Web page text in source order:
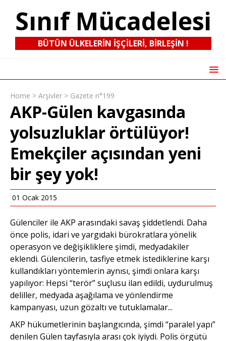
Sınıf Mücadelesi
BÜTÜN ÜLKELERIN IŞÇILERI, BIRLEŞIN !
Home > Arşivler > Gazete n°199
AKP-Gülen kavgasında
yolsuzluklar örtülüyor!
Emekçiler açısından yeni
bir şey yok!
01 Ocak 2015
Gülenciler ile AKP arasındaki savaş şiddetlendi. Daha
önce polis, idari ve yargıdaki bürokratlara yönelik
operasyon ve değişikliklere şimdi, medyadakiler
eklendi. Gülencilerin, tasfiye etmek istediklerine karşı
kullandıkları yöntemlerin aynısı, şimdi onlara karşı
yapılıyor: Hepsi “terör” suçlusu ilan edildi, uydurulmuş
deliller, medyada aşağılama ve yönlendirme
kampanyası, uzun gözaltı ve tutuklamalar...
AKP hükumetlerinin başlangıcında, şimdi “paralel yapı”
denilen Gülen tayfasıyla arası çok iyiydi. Polis örgütü